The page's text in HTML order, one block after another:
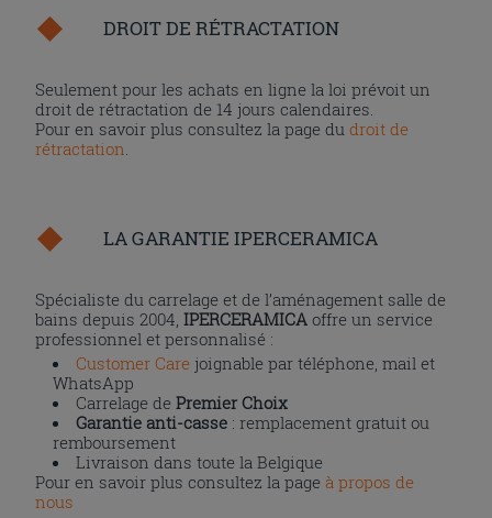
DROIT DE RÉTRACTATION
Seulement pour les achats en ligne la loi prévoit un
droit de rétractation de 14 jours calendaires.
Pour en savoir plus consultez la page dudroit de
rétractation
LA GARANTIE IPERCERAMICA
Spécialiste du carrelage et de l’aménagement salle de
bains depuis 2004,IPERCERAMICA offre un service
professionnel et personnalisé :
Customer Care joignable par téléphone, mail et
WhatsApp
Carrelage dePremier Choix
Garantie anti-casse : remplacement gratuit ou
remboursement
Livraison dans toute la Belgique
Pour en savoir plus consultez la page à propos de
nous